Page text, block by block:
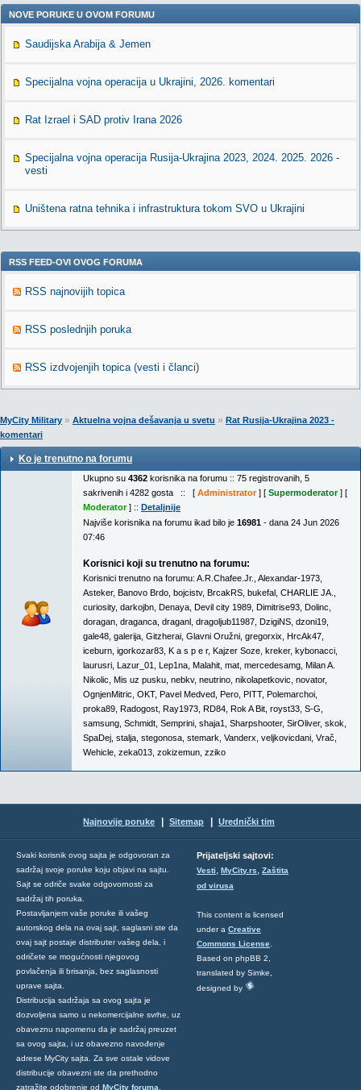
NOVE PORUKE U OVOM FORUMU
Saudijska Arabija & Jemen
Specijalna vojna operacija u Ukrajini, 2026. komentari
Rat Izrael i SAD protiv Irana 2026
Specijalna vojna operacija Rusija-Ukrajina 2023, 2024. 2025. 2026 -
vesti
Uništena ratna tehnika i infrastruktura tokom SVO u Ukrajini
RSS FEED-OVI OVOG FORUMA
RSS najnovijih topica
RSS poslednjih poruka
RSS izdvojenjih topica (vesti i članci)
MyCity Military » Aktuelna vojna dešavanja u svetu » Rat Rusija-Ukrajina 2023 -
komentari
Ko je trenutno na forumu
Ukupno su 4362 korisnika na forumu :: 75 registrovanih, 5
sakrivenih i 4282 gosta :: [ Administrator] [ Supermoderator] [
Moderator] :: Detaljnije
Najviše korisnika na forumu ikad bilo je 16981 - dana 24 Jun 2026
07:46
Korisnici koji su trenutno na forumu:
Korisnici trenutno na forumu: A.R.Chafee.Jr. Alexandar-1973
Asteker, Banovo Brdo bojcistv, BrcakRS bukefal CHARLIE JA.
curiosity, darkojbn Denaya Devil city 1989 Dimitrise93 Dolinc
doragan draganca draganl dragoljub11987 DzigiNS dzoni19
gale48 galerija Gitzherai Glavni Oružni gregorxix HrcAk47
iceburn igorkozar83 K a s p e r, Kajzer Soze kreker, kybonacci
laurusri Lazur_01 Lep1na Malahit mat mercedesamg Milan A.
Nikolic Mis uz pusku nebkv, neutrino nikolapetkovic novator,
OgnjenMitric OKT, Pavel Medved Pero PITT, Polemarchoi
proka89 Radogost Ray1973 RD84 Rok A Bit royst33 S-G
samsung Schmidt Semprini shaja1 Sharpshooter, SirOliver, skok
SpaDej stalja stegonosa stemark Vanderx veljkovicdani Vrač
Wehicle zeka013 zokizemun zziko
Najnovije poruke Sitemap Urednički tim
Svaki korisnik ovog sajta je odgovoran za
sadržaj svoje poruke koju objavi na sajtu.
Sajt se odriče svake odgovornosti za
sadržaj tih poruka.
Postavljanjem vaše poruke ili vašeg
autorskog dela na ovaj sajt, saglasni ste da
ovaj sajt postaje distributer vašeg dela, i
odričete se mogućnosti njegovog
povlačenja ili brisanja, bez saglasnosti
uprave sajta.
Distribucija sadržaja sa ovog sajta je
dozvoljena samo u nekomercijalne svrhe, uz
obaveznu napomenu da je sadržaj preuzet
sa ovog sajta, i uz obavezno navođenje
adrese MyCity sajta. Za sve ostale vidove
distribucije obavezni ste da prethodno
zatražite odobrenje od MyCity foruma
Prijateljski sajtovi:
Vesti, MyCity.rs, Zaštita
od virusa
This content is licensed
under a Creative
Commons License
Based on phpBB 2,
translated by Simke,
designed by